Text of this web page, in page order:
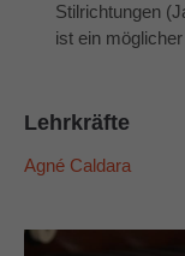
Stilrichtungen
ist ein
Lehrkräfte
Agné Caldara